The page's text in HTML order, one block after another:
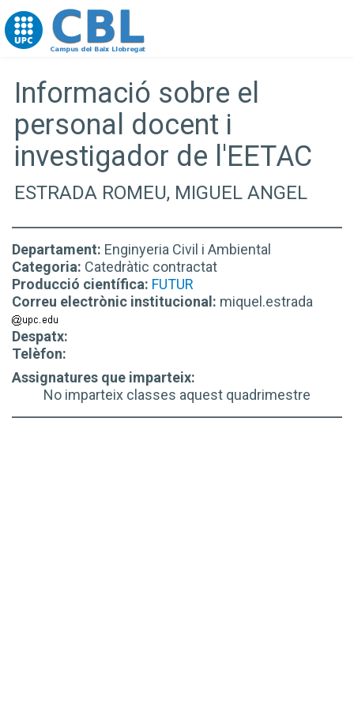
Go to upc.edu
Informació sobre el
personal docent i
investigador de l'EETAC
ESTRADA ROMEU, MIGUEL ANGEL
Departament: Enginyeria Civil i Ambiental
Categoria: Catedràtic contractat
Producció científica: FUTUR
Correu electrònic institucional: miquel.estrada
Despatx:
Telèfon:
Assignatures que imparteix:
No imparteix classes aquest quadrimestre